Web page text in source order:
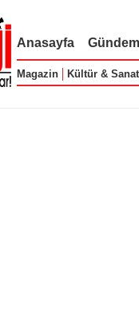
Anasayfa Gündem
Magazin Kültür & Sanat